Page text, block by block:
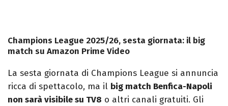
Champions League 2025/26, sesta giornata: il big
match su Amazon Prime Video
La sesta giornata di Champions League si annuncia
ricca di spettacolo, ma il big match Benfica-Napoli
non sarà visibile su TV8 o altri canali gratuiti. Gli